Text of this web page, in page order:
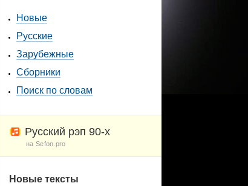
Новые
Русские
Зарубежные
Сборники
Поиск по словам
Русский рэп 90-х
на Sefon.pro
Новые тексты